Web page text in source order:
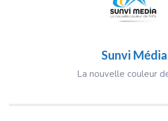
Sunvi Média
La nouvelle couleur